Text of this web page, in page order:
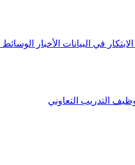
في البيانات الأخبار الوسائط
التدريب التعاوني